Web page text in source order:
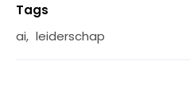
Tags
ai, leiderschap